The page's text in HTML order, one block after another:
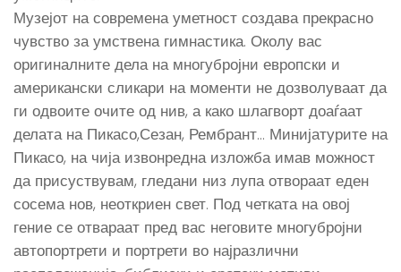
Музејот на современа уметност создава прекрасно
чувство за умствена гимнастика. Околу вас
оригиналните дела на многубројни европски и
американски сликари на моменти не дозволуваат да
ги одвоите очите од нив, а како шлагворт доаѓаат
делата на Пикасо,Сезан, Рембрант… Минијатурите на
Пикасо, на чија извонредна изложба имав можност
да присуствувам, гледани низ лупа отвораат еден
сосема нов, неоткриен свет. Под четката на овој
гение се отвараат пред вас неговите многубројни
автопортрети и портрети во најразлични